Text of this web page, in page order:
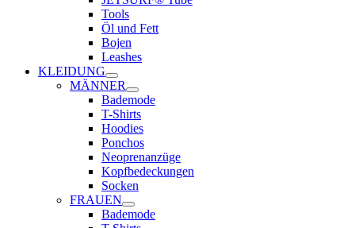
Tools
Öl und Fett
Bojen
Leashes
KLEIDUNG
MÄNNER
Bademode
T-Shirts
Hoodies
Ponchos
Neoprenanzüge
Kopfbedeckungen
Socken
FRAUEN
Bademode